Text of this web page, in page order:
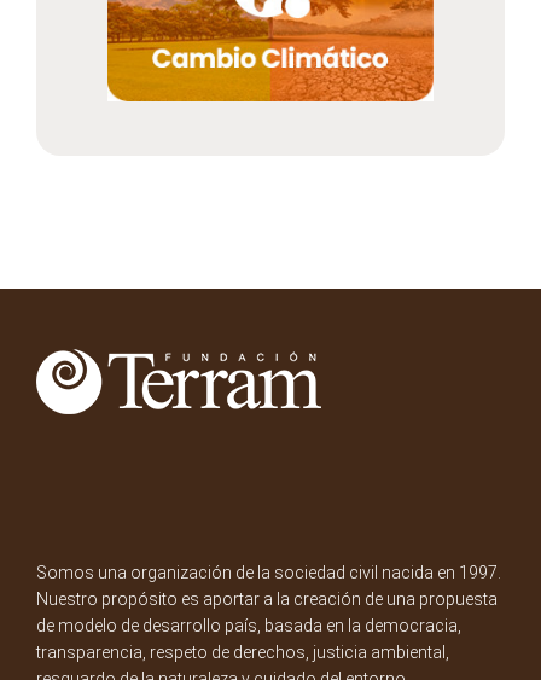
Somos una organización de la sociedad civil nacida en 1997.
Nuestro propósito es aportar a la creación de una propuesta
de modelo de desarrollo país, basada en la democracia,
transparencia, respeto de derechos, justicia ambiental,